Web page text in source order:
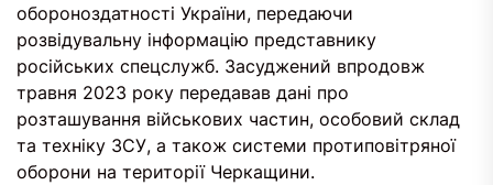
обороноздатності України, передаючи
розвідувальну інформацію представнику
російських спецслужб. Засуджений впродовж
травня 2023 року передавав дані про
розташування військових частин, особовий склад
та техніку ЗСУ, а також системи протиповітряної
оборони на території Черкащини.